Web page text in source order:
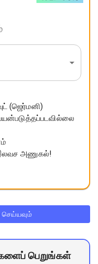
(ஜெர்மனி)
பயன்படுத்தப்படவில்லை
இலவச அணுகல்!
செய்யவும்
பெறுங்கள்